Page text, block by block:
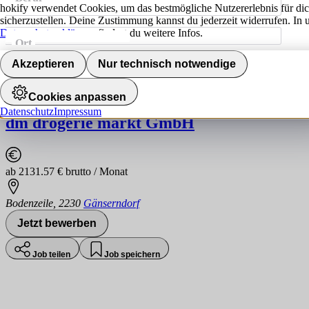
Ort
Jobs finden
Kosmetiker:in & Fußpfleger:in für 25-40
dm drogerie markt GmbH
ab 2131.57 € brutto / Monat
Bodenzeile 2230 Gänserndorf
Jetzt bewerben
Job teilen Job speichern
hokify verwendet Cookies, um das bestmögliche Nutzererlebnis für
sicherzustellen. Deine Zustimmung kannst du jederzeit widerrufen. In
Datenschutzerklärung
findest du weitere Infos.
Akzeptieren Nur technisch notwendige
Cookies anpassen
DatenschutzImpressum